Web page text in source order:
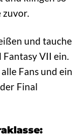
und tauche
VII ein.
Fans und ein
Final